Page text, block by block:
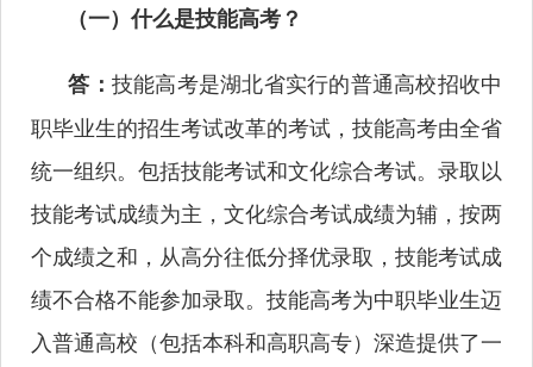
（一）什么是技能高考？
答： 技能高考是湖北省实行的普通高校招收中
职毕业生的招生考试改革的考试，技能高考由全省
统一组织。包括技能考试和文化综合考试。录取以
技能考试成绩为主，文化综合考试成绩为辅，按两
个成绩之和，从高分往低分择优录取，技能考试成
绩不合格不能参加录取。技能高考为中职毕业生迈
入普通高校（包括本科和高职高专）深造提供了一